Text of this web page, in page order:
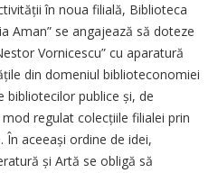
în noua filială, Biblioteca
Aman” se angajează să doteze
Vornicescu” cu aparatură
din domeniul biblioteconomiei
bibliotecilor publice și, de
regulat colecțiile filialei prin
aceeași ordine de idei,
și Artă se obligă să